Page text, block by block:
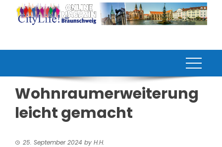
Wohnraumerweiterung
leicht gemacht
25. September 2024 by H.H.